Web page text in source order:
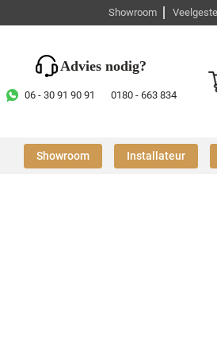
Showroom
Advies nodig?
06 - 30 91 90 91 0180 - 663 834
Showroom Installateur